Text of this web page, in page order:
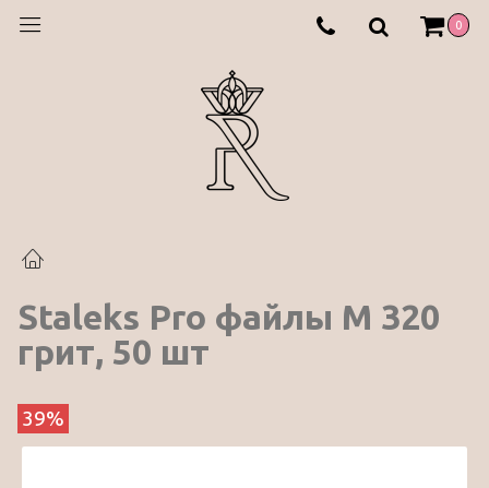
0
Staleks Pro файлы М 320
грит, 50 шт
39%